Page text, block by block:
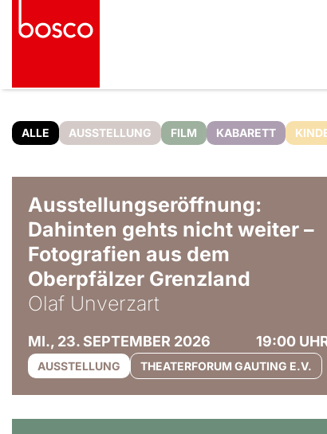
ALLE AUSSTELLUNG FILM KABARETT
Ausstellungseröffnung:
Dahinten gehts nicht weiter –
Fotografien aus dem
Oberpfälzer Grenzland
Olaf Unverzart
MI., 23. SEPTEMBER 2026 19:00
AUSSTELLUNG THEATERFORUM GAUTING E.V.